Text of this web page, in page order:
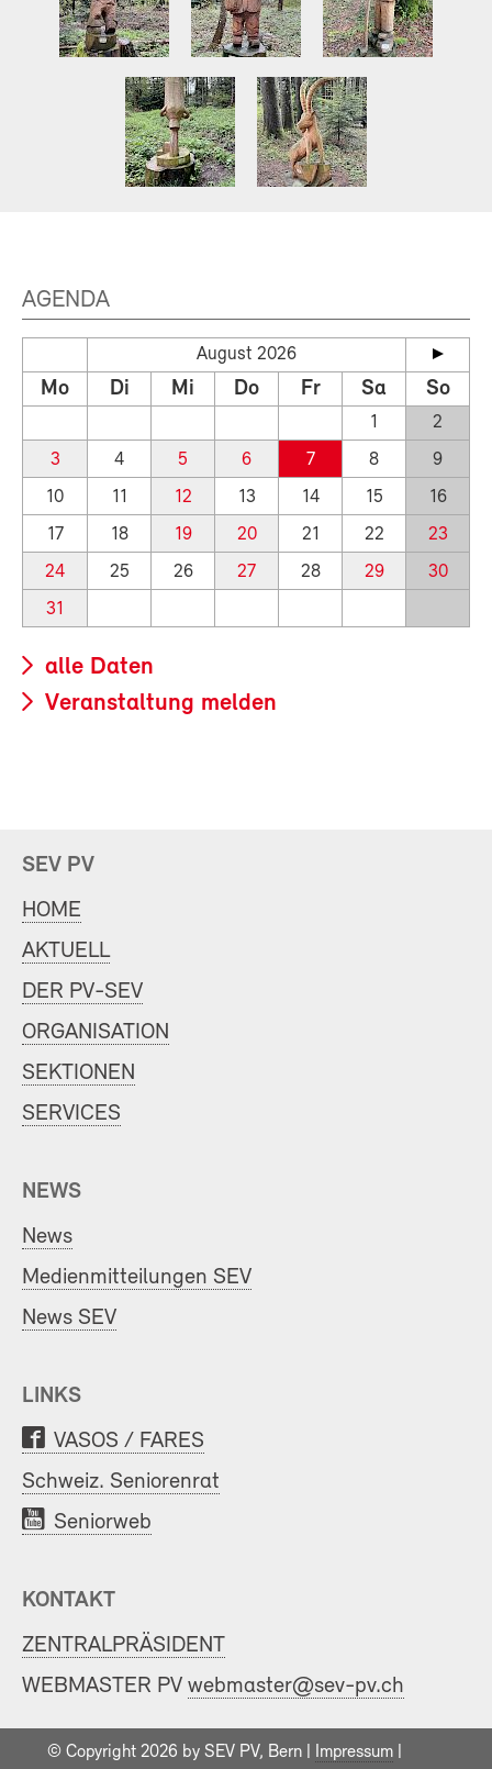
AGENDA
August 2026
Mo Di Mi Do Fr Sa So
1
2
3
4 5 6 7 8
9
10
11 12 13 14 15
16
17
18 19 20 21 22
23
24
25 26 27 28 29
30
31
alle Daten
Veranstaltung melden
SEV PV
HOME
AKTUELL
DER PV-SEV
ORGANISATION
SEKTIONEN
SERVICES
NEWS
News
Medienmitteilungen SEV
News SEV
LINKS
VASOS / FARES
Schweiz. Seniorenrat
Seniorweb
KONTAKT
ZENTRALPRÄSIDENT
WEBMASTER PV webmaster@sev-pv.ch
© Copyright 2026 by SEV PV, Bern | Impressum|